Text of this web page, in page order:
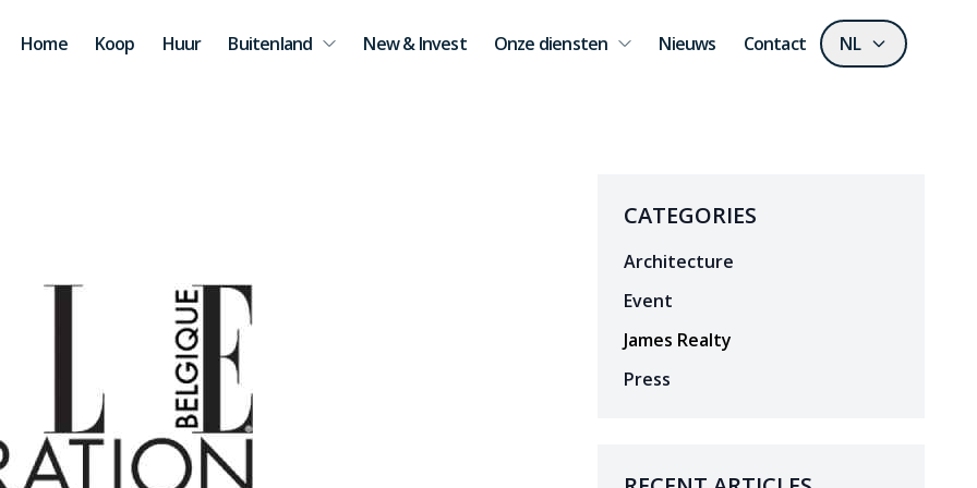
Home
Koop Huur Buitenland New & Invest Onze diensten Nieuws Contact NL
CATEGORIES
Architecture
Event
James Realty
Press